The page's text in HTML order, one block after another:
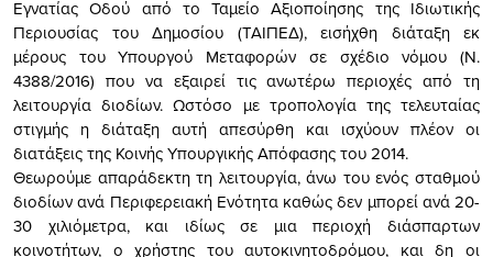
Εγνατίας Οδού από το Ταμείο Αξιοποίησης της Ιδιωτικής
Περιουσίας του Δημοσίου (ΤΑΙΠΕΔ), εισήχθη διάταξη εκ
μέρους του Υπουργού Μεταφορών σε σχέδιο νόμου (Ν.
4388/2016) που να εξαιρεί τις ανωτέρω περιοχές από τη
λειτουργία διοδίων. Ωστόσο με τροπολογία της τελευταίας
στιγμής η διάταξη αυτή απεσύρθη και ισχύουν πλέον οι
διατάξεις της Κοινής Υπουργικής Απόφασης του 2014.
Θεωρούμε απαράδεκτη τη λειτουργία, άνω του ενός σταθμού
διοδίων ανά Περιφερειακή Ενότητα καθώς δεν μπορεί ανά 20-
30 χιλιόμετρα, και ιδίως σε μια περιοχή διάσπαρτων
κοινοτήτων, ο χρήστης του αυτοκινητοδρόμου, και δη οι